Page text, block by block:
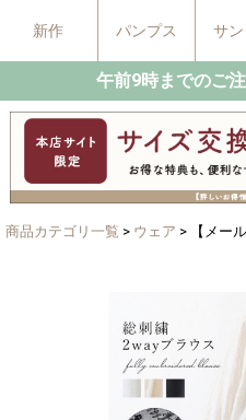
新作 パンプス サ
午前9時までのご
商品カテゴリ一覧 > ウェア > 【メー